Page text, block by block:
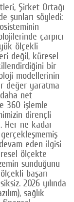
Şirket Ortağı
şunları söyledi:
çarpıcı
ölçekli
değil, küresel
bir
modellerinin
değer yaratma
net
360 işlemle
dirençli
Her ne kadar
eden ilgisi
ölçekte
sunduğunu
başarı
2026 yılında
sağlık